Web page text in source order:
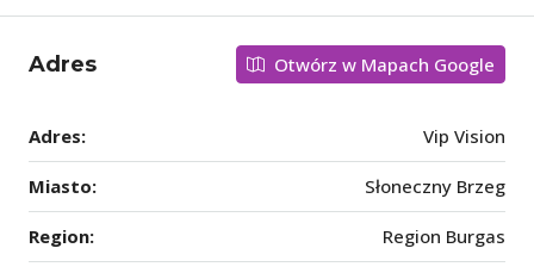
Adres Otwórz w Mapach Google
Adres: Vip Vision
Miasto: Słoneczny Brzeg
Region: Region Burgas